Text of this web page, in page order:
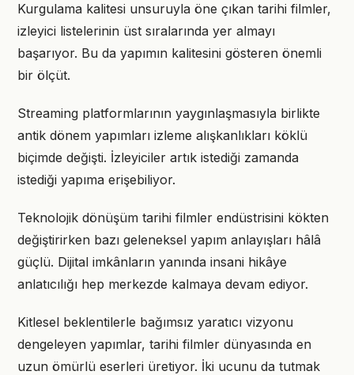
Kurgulama kalitesi unsuruyla öne çıkan tarihi filmler,
izleyici listelerinin üst sıralarında yer almayı
başarıyor. Bu da yapımın kalitesini gösteren önemli
bir ölçüt.
Streaming platformlarının yaygınlaşmasıyla birlikte
antik dönem yapımları izleme alışkanlıkları köklü
biçimde değişti. İzleyiciler artık istediği zamanda
istediği yapıma erişebiliyor.
Teknolojik dönüşüm tarihi filmler endüstrisini kökten
değiştirirken bazı geleneksel yapım anlayışları hâlâ
güçlü. Dijital imkânların yanında insani hikâye
anlatıcılığı hep merkezde kalmaya devam ediyor.
Kitlesel beklentilerle bağımsız yaratıcı vizyonu
dengeleyen yapımlar, tarihi filmler dünyasında en
uzun ömürlü eserleri üretiyor. İki ucunu da tutmak